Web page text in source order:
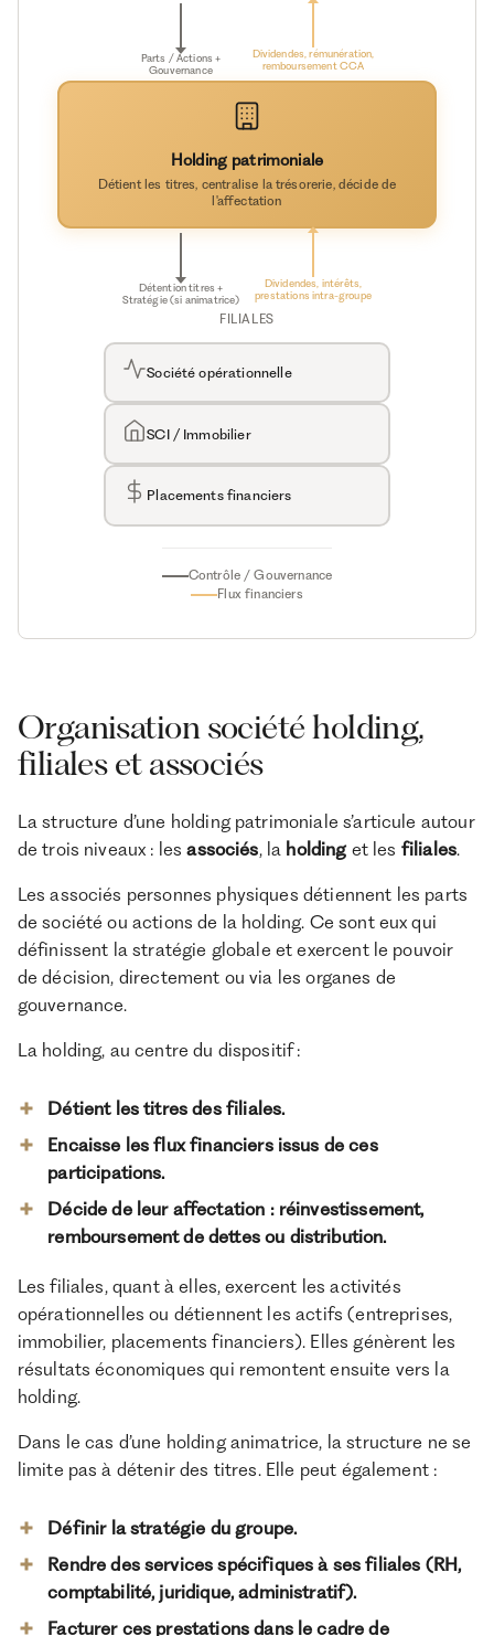
Parts / Actions +
Gouvernance
Dividendes, rémunération,
remboursement CCA
Holding patrimoniale
Détient les titres, centralise la trésorerie, décide de
l'affectation
Détention titres +
Stratégie (si animatrice)
Dividendes, intérêts,
prestations intra-groupe
FILIALES
Société opérationnelle
SCI / Immobilier
Placements financiers
Contrôle / Gouvernance
Flux financiers
Organisation société holding,
filiales et associés
La structure d’une holding patrimoniale s’articule autour
de trois niveaux : lesassociés, la holdinget les filiales.
Les associés personnes physiques détiennent les parts
de société ou actions de la holding. Ce sont eux qui
définissent la stratégie globale et exercent le pouvoir
de décision, directement ou via les organes de
gouvernance.
La holding, au centre du dispositif :
Détient les titres des filiales.
Encaisse les flux financiers issus de ces
participations.
Décide de leur affectation : réinvestissement,
remboursement de dettes ou distribution.
Les filiales, quant à elles, exercent les activités
opérationnelles ou détiennent les actifs (entreprises,
immobilier, placements financiers). Elles génèrent les
résultats économiques qui remontent ensuite vers la
holding.
Dans le cas d’une holding animatrice, la structure ne se
limite pas à détenir des titres. Elle peut également :
Définir la stratégie du groupe.
Rendre des services spécifiques à ses filiales (RH,
comptabilité, juridique, administratif).
Facturer ces prestations dans le cadre de